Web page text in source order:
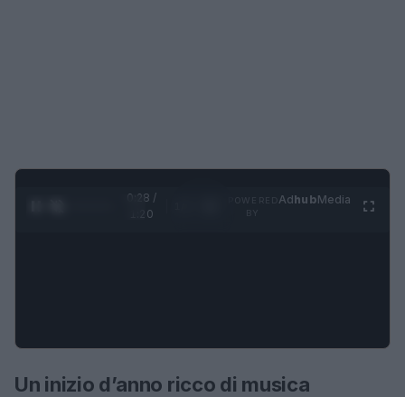
0:29 /
1:20
AdhubMedia
Un inizio d’anno ricco di musica